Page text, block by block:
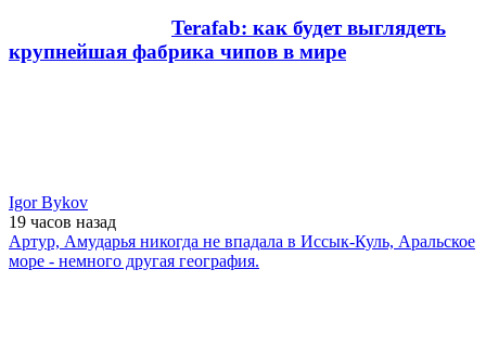
Terafab: как будет выглядеть
крупнейшая фабрика чипов в мире
Igor Bykov
19 часов назад
Артур, Амударья никогда не впадала в Иссык-Куль, Аральское
море - немного другая география.